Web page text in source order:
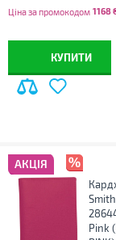
Ціна за промокодом 1168
КУПИТИ
АКЦІЯ
Pink